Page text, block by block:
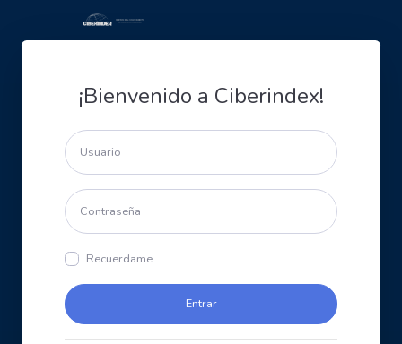
¡Bienvenido a Ciberindex!
Recuerdame